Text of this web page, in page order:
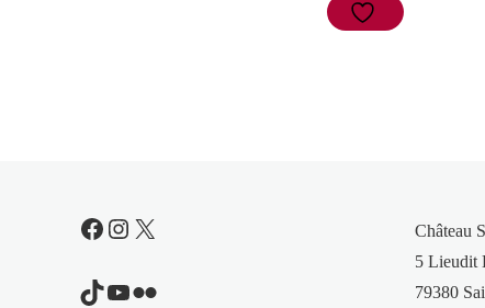
Facebook
Instagram
X
TikTok
YouTube
Flickr
Château
5 Lieudit
79380